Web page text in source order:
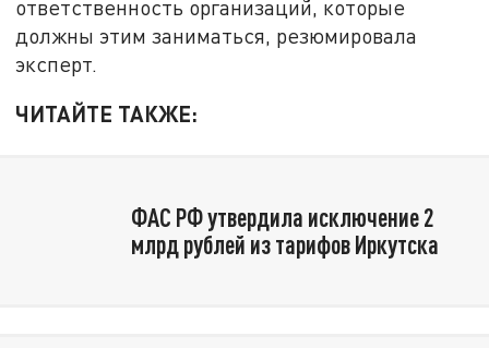
ответственность организаций, которые
должны этим заниматься, резюмировала
эксперт.
ЧИТАЙТЕ ТАКЖЕ:
ФАС РФ утвердила исключение 2
млрд рублей из тарифов Иркутска